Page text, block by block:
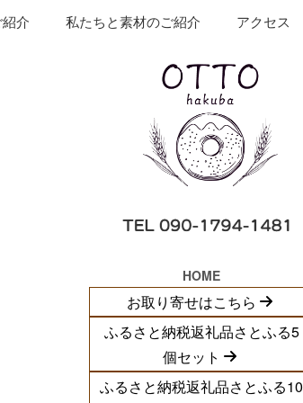
介 私たちと素材のご紹介 アクセス
HOME
お取り寄せはこちら
ふるさと納税返礼品さとふる5
個セット
ふるさと納税返礼品さとふる10